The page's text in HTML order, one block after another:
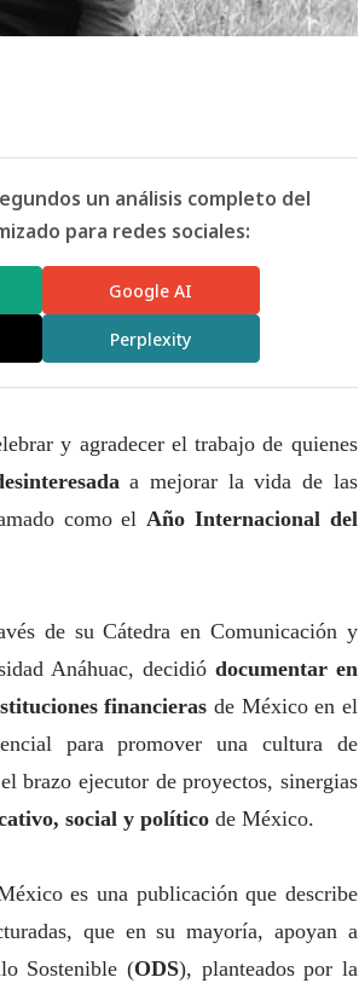
un análisis completo del
para redes sociales:
Google AI
Perplexity
y agradecer el trabajo de quienes
a mejorar la vida de las
como elAño Internacional del
de su Cátedra en Comunicación y
Anáhuac, decidió documentar en
financieras de México en el
para promover una cultura de
brazo ejecutor de proyectos, sinergias
social y político de México.
es una publicación que describe
que en su mayoría, apoyan a
Sostenible (ODS), planteados por la